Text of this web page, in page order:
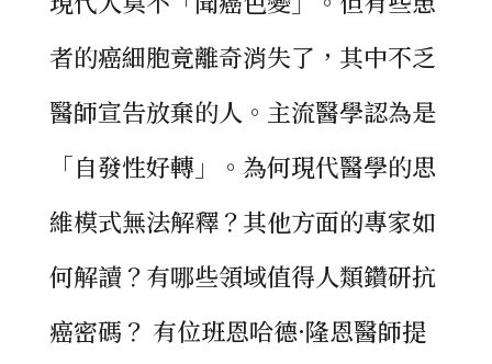
者的癌細胞竟離奇消失了，其中不乏
醫師宣告放棄的人。主流醫學認為是
「自發性好轉」。為何現代醫學的思
維模式無法解釋？其他方面的專家如
何解讀？有哪些領域值得人類鑽研抗
癌密碼？ 有位班恩哈德·隆恩醫師提